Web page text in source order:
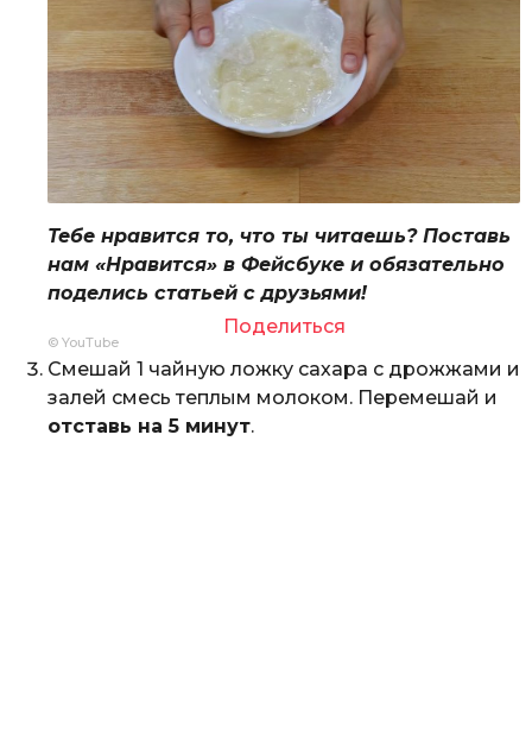
Тебе нравится то, что ты читаешь? Поставь
нам «Нравится» в Фейсбуке и обязательно
поделись статьей с друзьями!
Поделиться
© YouTube
Смешай 1 чайную ложку сахара с дрожжами и
залей смесь теплым молоком. Перемешай и
отставь на 5 минут.